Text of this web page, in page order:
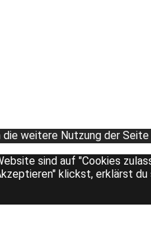
weitere Nutzung der
sind auf "Cookies
klickst, erklärst du